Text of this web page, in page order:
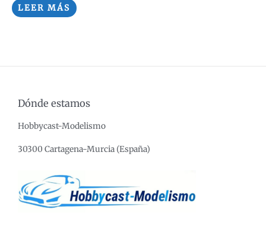
de
5
LEER MÁS
Dónde estamos
Hobbycast-Modelismo
30300 Cartagena-Murcia (España)